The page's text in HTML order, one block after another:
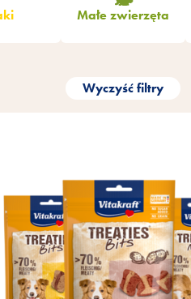
Małe zwierzęta
Wyczyść filtry